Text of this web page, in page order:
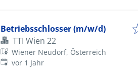
Betriebsschlosser (m/w/d)
TTI Wien 22
Wiener Neudorf, Österreich
Veröffentlicht
vor 1 Jahr